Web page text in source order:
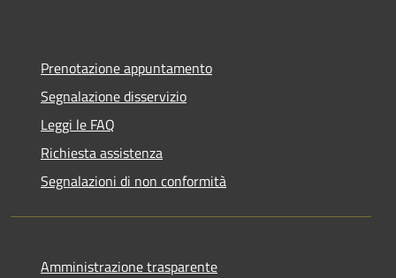
Prenotazione appuntamento
Segnalazione disservizio
Leggi le FAQ
Richiesta assistenza
Segnalazioni di non conformità
Amministrazione trasparente